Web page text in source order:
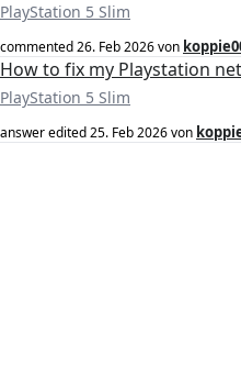
PlayStation 5 Slim
commented26. Feb 2026von
How to fix my Playstation
PlayStation 5 Slim
answer edited25. Feb 2026von